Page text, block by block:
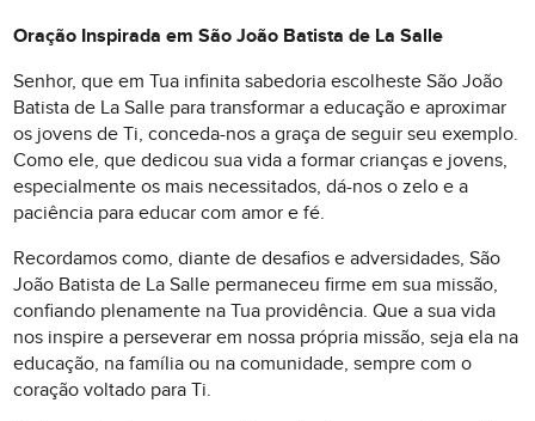
Oração Inspirada em São João Batista de La Salle
Senhor, que em Tua infinita sabedoria escolheste São João
Batista de La Salle para transformar a educação e aproximar
os jovens de Ti, conceda-nos a graça de seguir seu exemplo.
Como ele, que dedicou sua vida a formar crianças e jovens,
especialmente os mais necessitados, dá-nos o zelo e a
paciência para educar com amor e fé.
Recordamos como, diante de desafios e adversidades, São
João Batista de La Salle permaneceu firme em sua missão,
confiando plenamente na Tua providência. Que a sua vida
nos inspire a perseverar em nossa própria missão, seja ela na
educação, na família ou na comunidade, sempre com o
coração voltado para Ti.